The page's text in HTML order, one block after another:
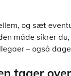
og sæt
måde sikrer
– også